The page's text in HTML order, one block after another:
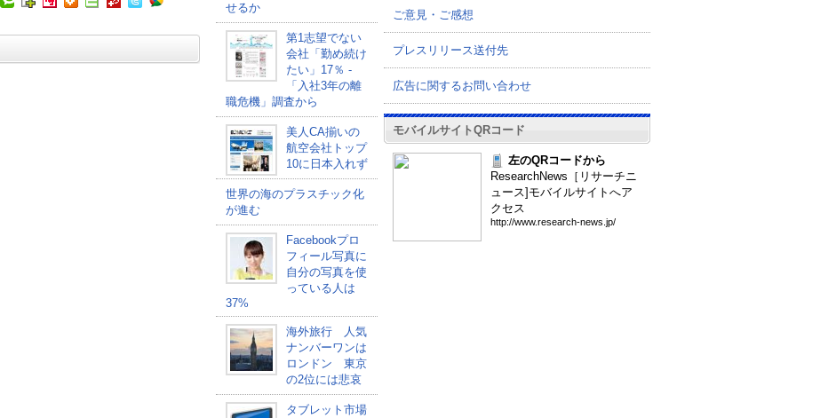
せるか
第1志望でない
会社「勤め続け
たい」17％ -
「入社3年の離
職危機」調査から
美人CA揃いの
航空会社トップ
10に日本入れず
世界の海のプラスチック化
が進む
Facebookプロ
フィール写真に
自分の写真を使
っている人は
37%
海外旅行 人気
ナンバーワンは
ロンドン 東京
の2位には悲哀
タブレット市場
ご意見・ご感想
プレスリリース送付先
広告に関するお問い合わせ
モバイルサイトQRコード
左のQRコードから
ResearchNews［リサーチニ
ュース]モバイルサイトへア
クセス
http://www.research-news .jp/